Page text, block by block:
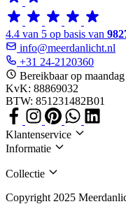
4.4 van 5 op basis van
info@meerdanlicht.nl
+31 24-2120360
Bereikbaar op
KvK: 88869032
BTW: 851231482B01
Klantenservice
Informatie
Collectie
Copyright 2025